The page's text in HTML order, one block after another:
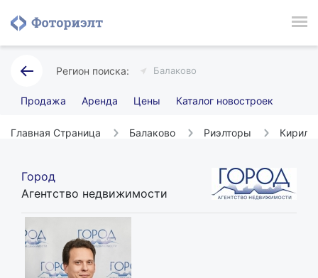
Балаково
Продажа Аренда Цены Каталог новостроек
Главная Страница Балаково Риэлторы Кирилл
Город
Агентство недвижимости